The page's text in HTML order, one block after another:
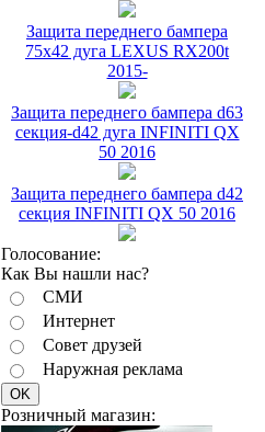
Защита переднего бампера
75х42 дуга LEXUS RX200t
2015-
Защита переднего бампера d63
секция-d42 дуга INFINITI QX
50 2016
Защита переднего бампера d42
секция INFINITI QX 50 2016
Голосование:
Как Вы нашли нас?
СМИ
Интернет
Совет друзей
Наружная реклама
Розничный магазин: